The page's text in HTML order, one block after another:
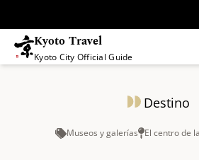
Kyoto Travel
Kyoto City Official Guide
Destino
Museos y galerías El centro de